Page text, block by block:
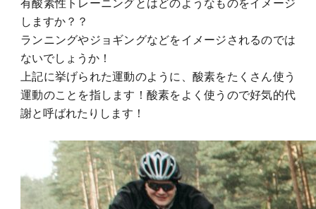
有酸素性トレーニングとはどのようなものをイメージ
しますか？？
ランニングやジョギングなどをイメージされるのでは
ないでしょうか！
上記に挙げられた運動のように、酸素をたくさん使う
運動のことを指します！酸素をよく使うので好気的代
謝と呼ばれたりします！